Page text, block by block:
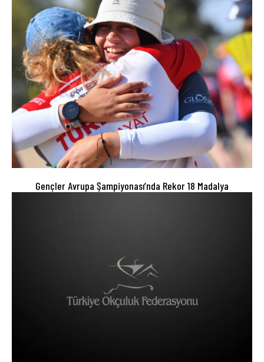
Gençler Avrupa Şampiyonası’nda Rekor 18 Madalya